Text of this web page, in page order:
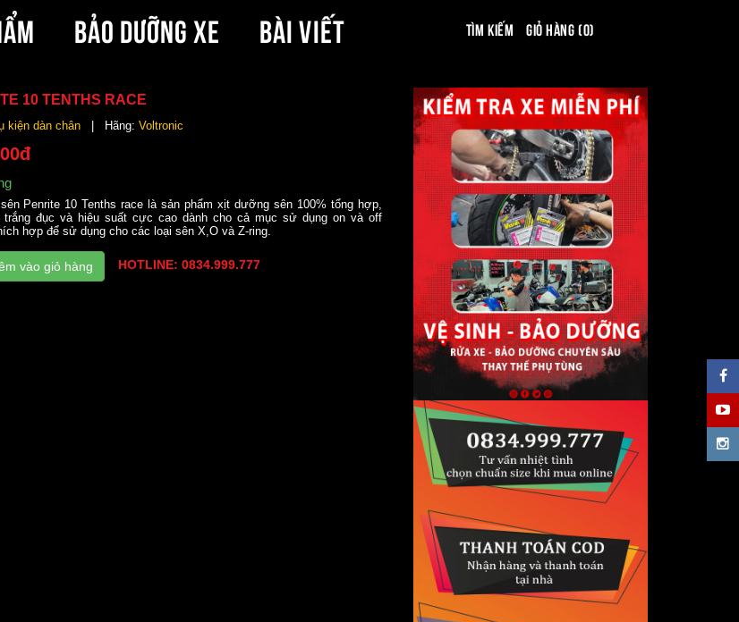
BẢO DƯỠNG XE BÀI VIẾT Tìm kiếm Giỏ hàng (0)
10 TENTHS RACE
kiện dàn chân| Hãng: Voltronic
Penrite 10 Tenths race là sản phẩm xịt dưỡng sên 100% tổng hợp,
trắng đục và hiệu suất cực cao dành cho cả mục sử dụng on và off
hợp để sử dụng cho các loại sên X,O và Z-ring.
vào giỏ hàng HOTLINE: 0834.999.777